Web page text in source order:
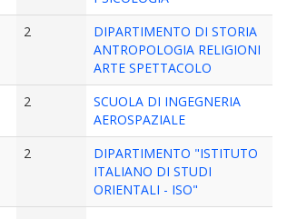
2
DIPARTIMENTO DI STORIA
ANTROPOLOGIA RELIGIONI
ARTE SPETTACOLO
2
SCUOLA DI INGEGNERIA
AEROSPAZIALE
2
DIPARTIMENTO "ISTITUTO
ITALIANO DI STUDI
ORIENTALI - ISO"